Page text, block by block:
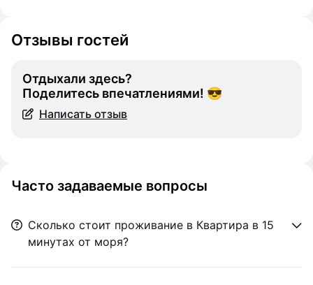
Отзывы гостей
Отдыхали здесь?
Поделитесь впечатлениями! 😎
Написать отзыв
Часто задаваемые вопросы
Сколько стоит проживание в Квартира в 15
минутах от моря?